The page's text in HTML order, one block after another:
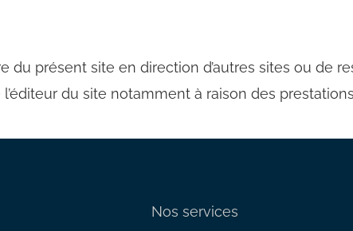
présent site en direction d’autres sites ou de
du site notamment à raison des
Nos services